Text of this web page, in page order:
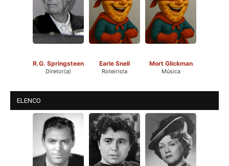
R.G. Springsteen
Diretor(a)
Earle Snell
Roteirista
Mort Glickman
Música
ELENCO